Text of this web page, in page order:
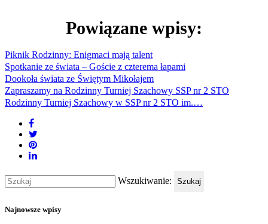
Powiązane wpisy:
Piknik Rodzinny: Enigmaci mają talent
Spotkanie ze świata – Goście z czterema łapami
Dookoła świata ze Świętym Mikołajem
Zapraszamy na Rodzinny Turniej Szachowy SSP nr 2 STO
Rodzinny Turniej Szachowy w SSP nr 2 STO im.…
Wszukiwanie: Szukaj
Najnowsze wpisy